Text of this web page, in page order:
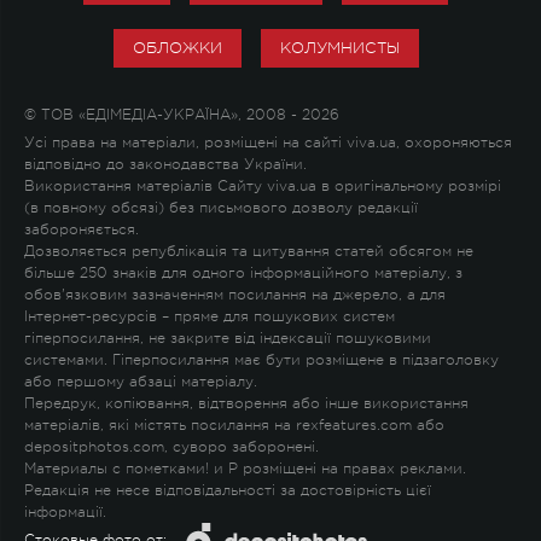
ОБЛОЖКИ КОЛУМНИСТЫ
© ТОВ «ЕДІМЕДІА-УКРАЇНА», 2008 - 2026
Усі права на матеріали, розміщені на сайті viva.ua, охороняються
відповідно до законодавства України.
Використання матеріалів Сайту viva.ua в оригінальному розмірі
(в повному обсязі) без письмового дозволу редакції
забороняється.
Дозволяється републікація та цитування статей обсягом не
більше 250 знаків для одного інформаційного матеріалу, з
обов'язковим зазначенням посилання на джерело, а для
Інтернет-ресурсів – пряме для пошукових систем
гіперпосилання, не закрите від індексації пошуковими
системами. Гіперпосилання має бути розміщене в підзаголовку
або першому абзаці матеріалу.
Передрук, копіювання, відтворення або інше використання
матеріалів, які містять посилання на rexfeatures.com або
depositphotos.com, суворо заборонені.
Материалы с пометками! и P розміщені на правах реклами.
Редакція не несе відповідальності за достовірність цієї
інформації.